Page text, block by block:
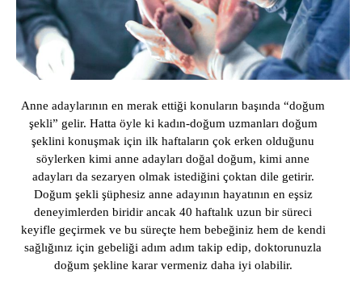
İstanbul Jinekolog
Anne adaylarının en merak ettiği konuların başında “doğum
şekli” gelir. Hatta öyle ki kadın-doğum uzmanları doğum
şeklini konuşmak için ilk haftaların çok erken olduğunu
söylerken kimi anne adayları doğal doğum, kimi anne
adayları da sezaryen olmak istediğini çoktan dile getirir.
Doğum şekli şüphesiz anne adayının hayatının en eşsiz
deneyimlerden biridir ancak 40 haftalık uzun bir süreci
keyifle geçirmek ve bu süreçte hem bebeğiniz hem de kendi
sağlığınız için gebeliği adım adım takip edip, doktorunuzla
doğum şekline karar vermeniz daha iyi olabilir.